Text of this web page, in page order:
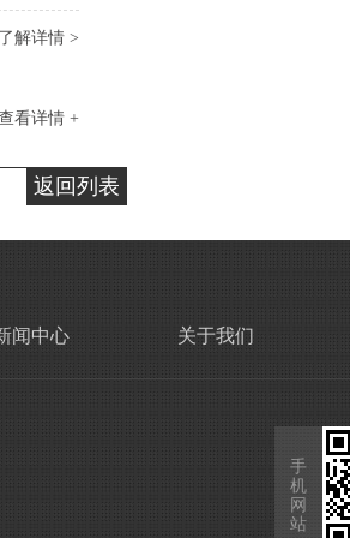
了解详情 >
看详情 +
返回列表
闻中心 关于我们
手
机
网
站